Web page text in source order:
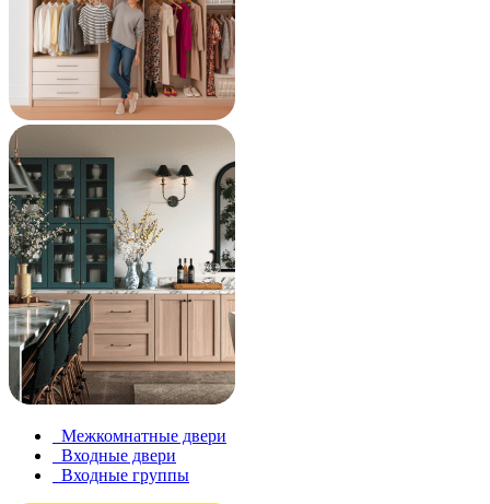
Межкомнатные двери
Входные двери
Входные группы